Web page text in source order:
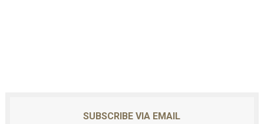
SUBSCRIBE VIA EMAIL